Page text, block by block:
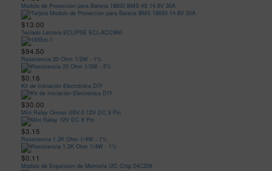
Modulo de Proteccion para Bateria 18650 BMS 4S 14.8V 30A
$13.00
Teclado Lectora ECLIPSE ECL-ACC960
$94.50
Resistencia 20 Ohm 1/2W - 1%
$0.16
Kit de Iniciación Electrónica DIY
$30.00
Mini Relay Omron G5V-2 12V DC 8 Pin
$3.15
Resistencia 1.2K Ohm 1/4W - 1%
$0.11
Modulo de Expansion de Memoria I2C Chip 24C256